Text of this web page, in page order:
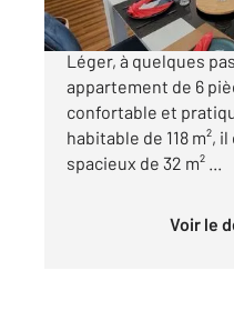
Dans le cœur du
Léger, à quelques
appartement de 6
confortable et
habitable de 118 m²,
spacieux de 32 m² ...
Voir le